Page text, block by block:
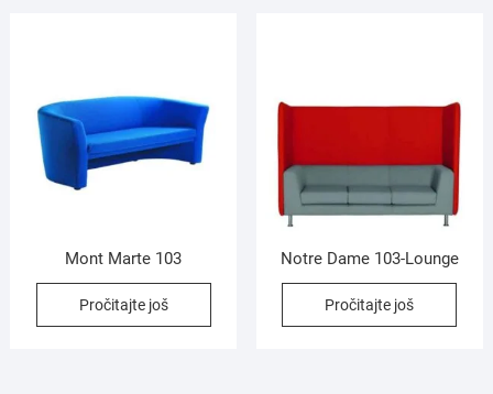
Mont Marte 103
Pročitajte još
Notre Dame 103-Lounge
Pročitajte još